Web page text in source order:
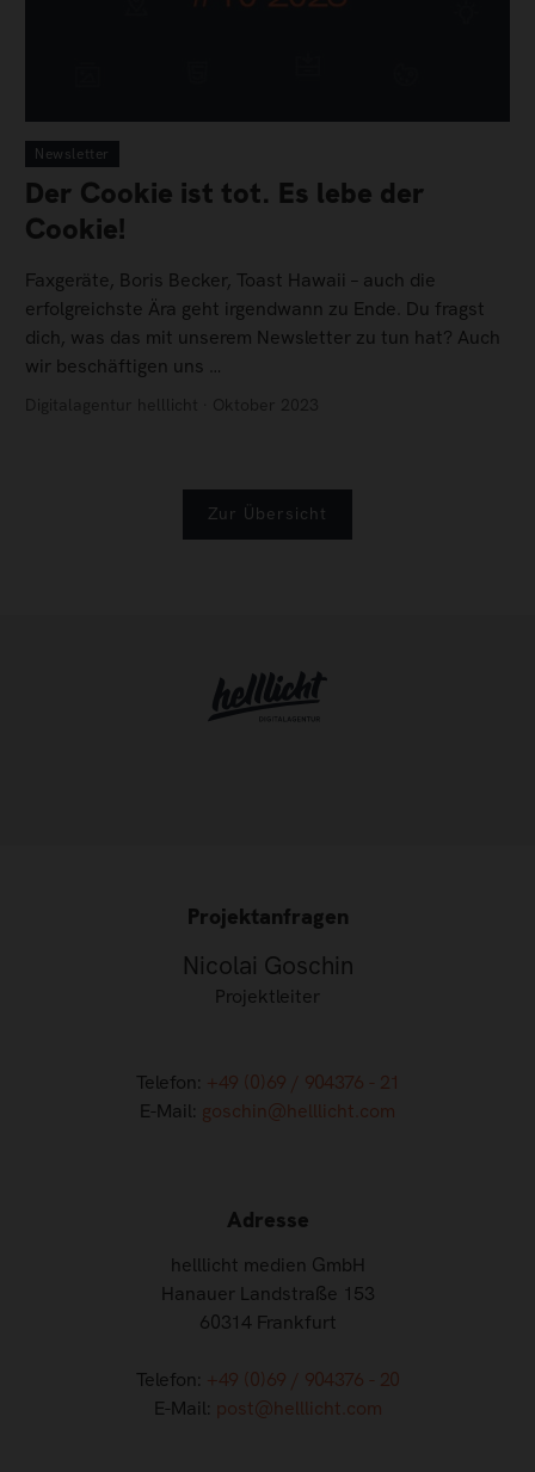
Newsletter
Der Cookie ist tot. Es lebe der
Cookie!
Faxgeräte, Boris Becker, Toast Hawaii – auch die
erfolgreichste Ära geht irgendwann zu Ende. Du fragst
dich, was das mit unserem Newsletter zu tun hat? Auch
wir beschäftigen uns …
Zur Übersicht
Projektanfragen
Nicolai Goschin
Projektleiter
Telefon: +49 (0)69 / 904376 - 21
E-Mail: goschin@helllicht.com
Adresse
helllicht medien GmbH
Hanauer Landstraße 153
60314 Frankfurt
Telefon: +49 (0)69 / 904376 - 20
E-Mail: post@helllicht.com